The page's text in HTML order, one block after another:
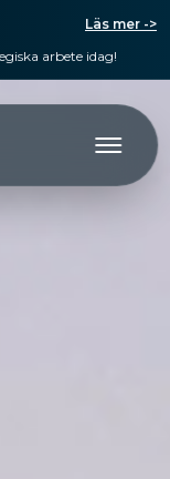
arbete idag!
Läs mer ->